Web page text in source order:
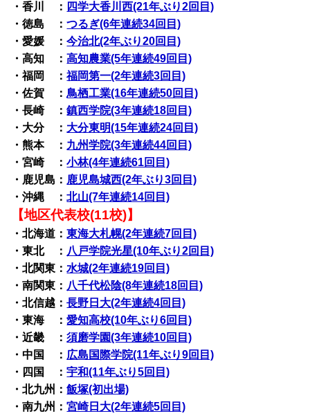
・香川 ： 四学大香川西(21年ぶり2回目)
・徳島 ：つるぎ(6年連続34回目)
・愛媛 ：今治北(2年ぶり20回目)
・高知 ：高知農業(5年連続49回目)
・福岡 ：福岡第一(2年連続3回目)
・佐賀 ：鳥栖工業(16年連続50回目)
・長崎 ：鎮西学院(3年連続18回目)
・大分 ： 大分東明(15年連続24回目)
・熊本 ： 九州学院(3年連続44回目)
・宮崎 ：小林(4年連続61回目)
・鹿児島： 鹿児島城西(2年ぶり3回目)
・沖縄 ：北山(7年連続14回目)
【地区代表校(11校)】
・北海道：東海大札幌(2年連続7回目)
・東北 ： 八戸学院光星(10年ぶり2回目)
・北関東： 水城(2年連続19回目)
・南関東： 八千代松陰(8年連続18回目)
・北信越：長野日大(2年連続4回目)
・東海 ：愛知高校(10年ぶり6回目)
・近畿 ：須磨学園(3年連続10回目)
・中国 ： 広島国際学院(11年ぶり9回目)
・四国 ：宇和(11年ぶり5回目)
・北九州：飯塚(初出場)
・南九州：宮崎日大(2年連続5回目)